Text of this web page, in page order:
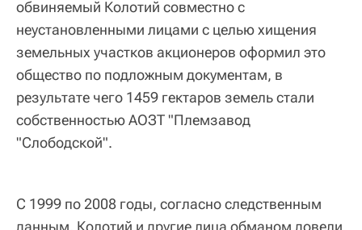
обвиняемый Колотий совместно с
неустановленными лицами с целью хищения
земельных участков акционеров оформил это
общество по подложным документам, в
результате чего 1459 гектаров земель стали
собственностью АОЗТ "Племзавод
"Слободской".
С 1999 по 2008 годы, согласно следственным
данным, Колотий и другие лица обманом довели